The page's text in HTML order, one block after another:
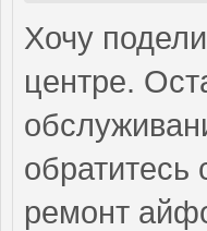
Хочу
центре.
ремонт